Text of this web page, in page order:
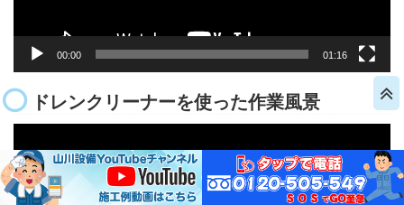
00:00 01:16
ドレンクリーナーを使った作業風景
画
プ
レ